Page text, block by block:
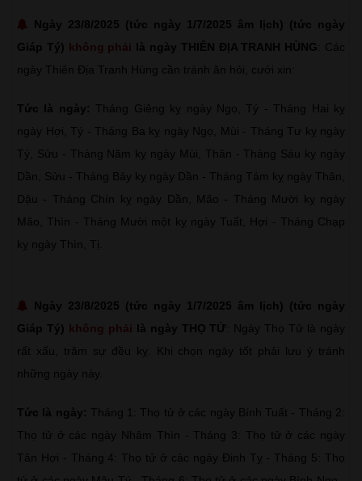
Ngày 23/8/2025 (tức ngày 1/7/2025 âm lịch) (tức ngày
Giáp Tý) không phải là ngày THIÊN ĐỊA TRANH HÙNG : Các
ngày Thiên Địa Tranh Hùng cần tránh ăn hỏi, cưới xin:
Tức là ngày: Tháng Giêng kỵ ngày Ngọ, Tý - Tháng Hai kỵ
ngày Hợi, Tý - Tháng Ba kỵ ngày Ngọ, Mùi - Tháng Tư kỵ ngày
Tý, Sửu - Tháng Năm kỵ ngày Mùi, Thân - Tháng Sáu kỵ ngày
Dần, Sửu - Tháng Bảy kỵ ngày Dần - Tháng Tám kỵ ngày Thân,
Dậu - Tháng Chín kỵ ngày Dần, Mão - Tháng Mười kỵ ngày
Mão, Thìn - Tháng Mười một kỵ ngày Tuất, Hợi - Tháng Chạp
kỵ ngày Thìn, Tị.
Ngày 23/8/2025 (tức ngày 1/7/2025 âm lịch) (tức ngày
Giáp Tý) không phải là ngày THỌ TỬ : Ngày Thọ Tử là ngày
rất xấu, trăm sự đều kỵ. Khi chọn ngày tốt phải lưu ý tránh
những ngày này.
Tức là ngày: Tháng 1: Thọ tử ở các ngày Bính Tuất - Tháng 2:
Thọ tử ở các ngày Nhâm Thìn - Tháng 3: Thọ tử ở các ngày
Tân Hợi - Tháng 4: Thọ tử ở các ngày Đinh Tỵ - Tháng 5: Thọ